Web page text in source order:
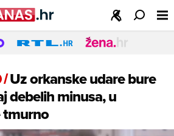
/Uz orkanske udare bure
debelih minusa, u